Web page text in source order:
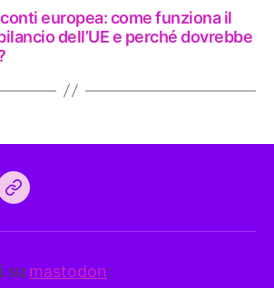
europea: come funziona il
dell’UE e perché dovrebbe
CEEP
programma
su mastodon: